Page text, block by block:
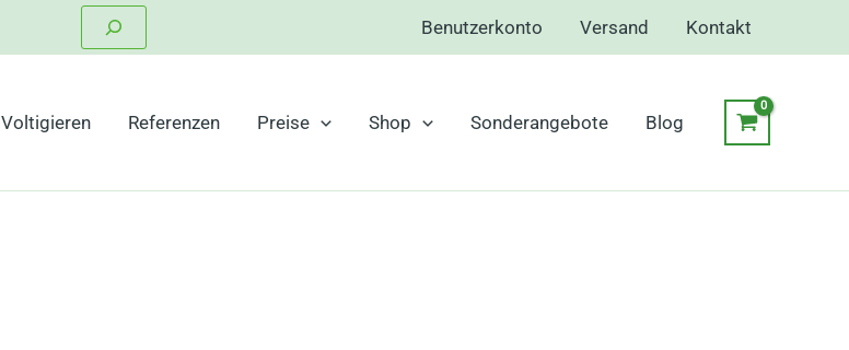
Benutzerkonto Versand Kontakt
Voltigieren Referenzen Preise Shop Sonderangebote Blog